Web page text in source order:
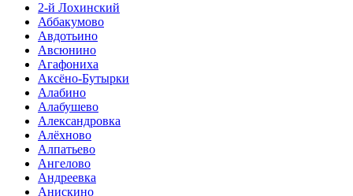
2-й Лохинский
Аббакумово
Авдотьино
Авсюнино
Агафониха
Аксёно-Бутырки
Алабино
Алабушево
Александровка
Алёхново
Алпатьево
Ангелово
Андреевка
Анискино